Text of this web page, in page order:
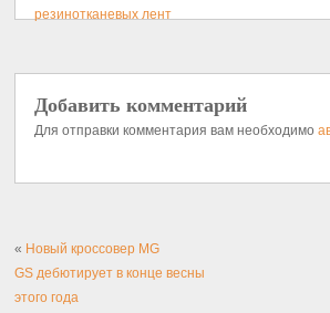
резинотканевых лент
Добавить комментарий
Для отправки комментария вам необходимо
« Новый кроссовер MG
GS дебютирует в конце весны
этого года